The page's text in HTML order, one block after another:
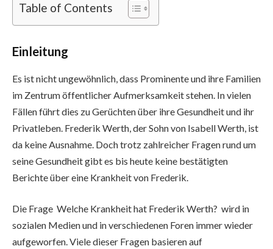
Table of Contents
Einleitung
Es ist nicht ungewöhnlich, dass Prominente und ihre Familien
im Zentrum öffentlicher Aufmerksamkeit stehen. In vielen
Fällen führt dies zu Gerüchten über ihre Gesundheit und ihr
Privatleben. Frederik Werth, der Sohn von Isabell Werth, ist
da keine Ausnahme. Doch trotz zahlreicher Fragen rund um
seine Gesundheit gibt es bis heute keine bestätigten
Berichte über eine Krankheit von Frederik.
Die Frage Welche Krankheit hat Frederik Werth? wird in
sozialen Medien und in verschiedenen Foren immer wieder
aufgeworfen. Viele dieser Fragen basieren auf